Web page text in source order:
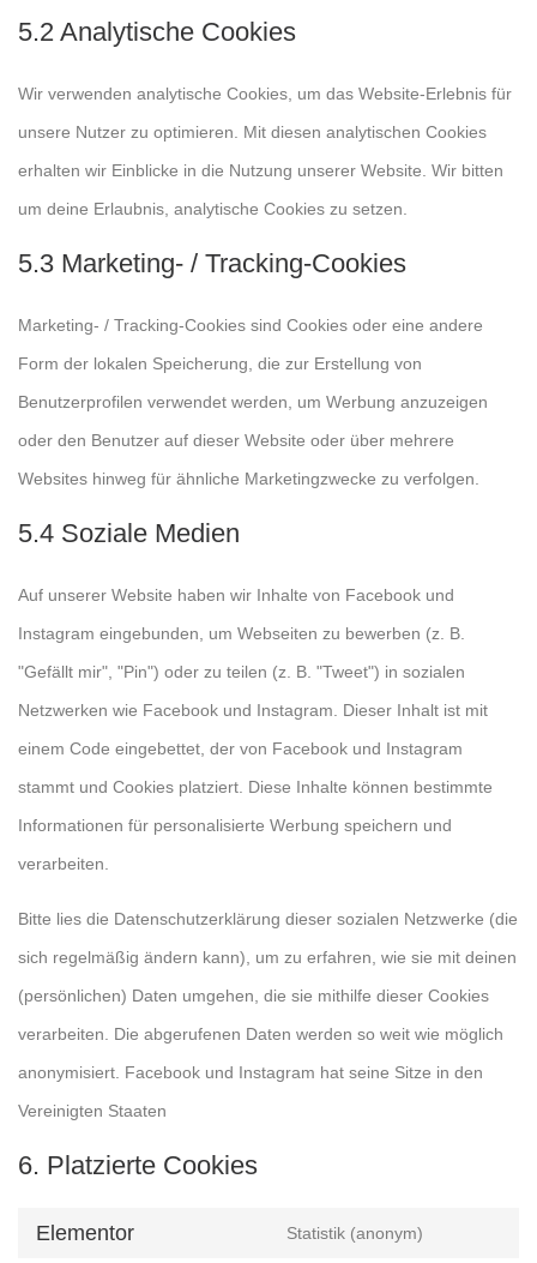
5.2 Analytische Cookies
Wir verwenden analytische Cookies, um das Website-Erlebnis für
unsere Nutzer zu optimieren. Mit diesen analytischen Cookies
erhalten wir Einblicke in die Nutzung unserer Website. Wir bitten
um deine Erlaubnis, analytische Cookies zu setzen.
5.3 Marketing- / Tracking-Cookies
Marketing- / Tracking-Cookies sind Cookies oder eine andere
Form der lokalen Speicherung, die zur Erstellung von
Benutzerprofilen verwendet werden, um Werbung anzuzeigen
oder den Benutzer auf dieser Website oder über mehrere
Websites hinweg für ähnliche Marketingzwecke zu verfolgen.
5.4 Soziale Medien
Auf unserer Website haben wir Inhalte von Facebook und
Instagram eingebunden, um Webseiten zu bewerben (z. B.
"Gefällt mir", "Pin") oder zu teilen (z. B. "Tweet") in sozialen
Netzwerken wie Facebook und Instagram. Dieser Inhalt ist mit
einem Code eingebettet, der von Facebook und Instagram
stammt und Cookies platziert. Diese Inhalte können bestimmte
Informationen für personalisierte Werbung speichern und
verarbeiten.
Bitte lies die Datenschutzerklärung dieser sozialen Netzwerke (die
sich regelmäßig ändern kann), um zu erfahren, wie sie mit deinen
(persönlichen) Daten umgehen, die sie mithilfe dieser Cookies
verarbeiten. Die abgerufenen Daten werden so weit wie möglich
anonymisiert. Facebook und Instagram hat seine Sitze in den
Vereinigten Staaten
6. Platzierte Cookies
Elementor Statistik (anonym)